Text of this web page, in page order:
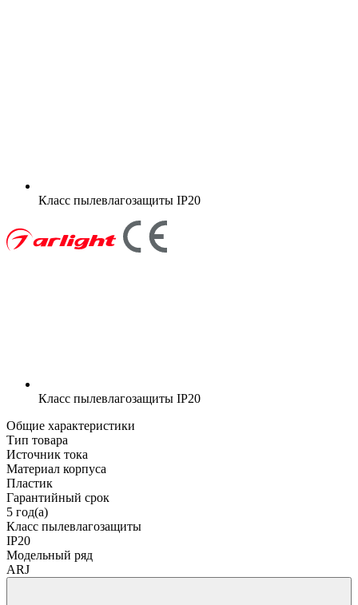
Класс пылевлагозащиты IP20
Класс пылевлагозащиты IP20
Общие характеристики
Тип товара
Источник тока
Материал корпуса
Пластик
Гарантийный срок
5 год(а)
Класс пылевлагозащиты
IP20
Модельный ряд
ARJ